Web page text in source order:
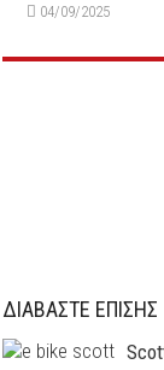
04/09/2025
ΔΙΑΒΑΣΤΕ ΕΠΙΣΗΣ